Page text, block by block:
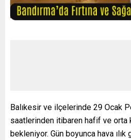
Balıkesir ve ilçelerinde 29 Ocak
saatlerinden itibaren hafif ve orta
bekleniyor. Gün boyunca hava ılık